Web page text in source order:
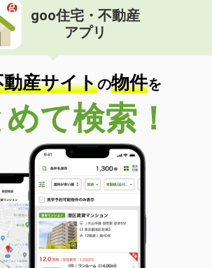
goo住宅・不動産
アプリ
産サイトの物件を
て検索！